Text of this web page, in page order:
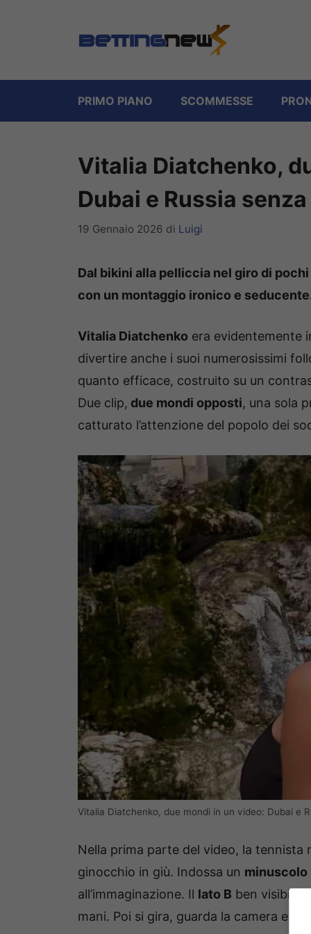
PRIMO PIANO SCOMMESSE
Vitalia Diatchenko,
Dubai e Russia
19 Gennaio 2026 di Luigi
Dal bikini alla pelliccia nel giro di
con un montaggio ironico e
Vitalia Diatchenko era evidentemente
divertire anche i suoi numerosissimi
quanto efficace, costruito su un
Due clip, due mondi opposti, una sola
catturato l’attenzione del popolo dei
Vitalia Diatchenko, due mondi in un video: Dubai e
Nella prima parte del video, la tennista
ginocchio in giù. Indossa un minuscolo
all’immaginazione. Il lato B ben visibile,
mani. Poi si gira, guarda la camera e